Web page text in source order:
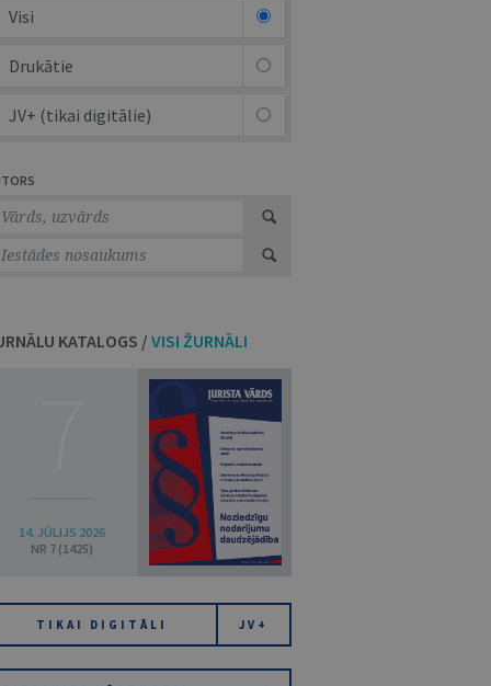
Visi
Drukātie
JV+ (tikai digitālie)
KATALOGS /VISI ŽURNĀLI
14. JŪLIJS 2026
NR 7 (1425)
TIKAI DIGITĀLI JV+